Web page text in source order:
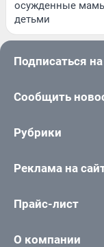
осужденные
детьми
Подписаться
Сообщить
Рубрики
Реклама на
Прайс-лист
О компании